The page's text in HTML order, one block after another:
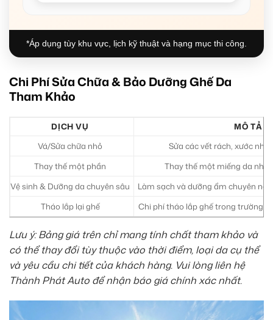
*Áp dụng tùy khu vực, lịch kỹ thuật và hạng mục thi công.
Chi Phí Sửa Chữa & Bảo Dưỡng Ghế Da
Tham Khảo
DỊCH VỤ
MÔ TẢ
Vá/Sửa chữa nhỏ
Sửa các vết rách, xước nhỏ
Thay thế một phần
Thay thế một miếng da nhỏ
Vệ sinh & Dưỡng da chuyên sâu
Làm sạch và dưỡng ẩm chuyên
Tháo lắp lại ghế
Chi phí tháo lắp ghế trong trường
Lưu ý: Bảng giá trên chỉ mang tính chất tham khảo và
có thể thay đổi tùy thuộc vào thời điểm, loại da cụ thể
và yêu cầu chi tiết của khách hàng. Vui lòng liên hệ
Thành Phát Auto để nhận báo giá chính xác nhất.